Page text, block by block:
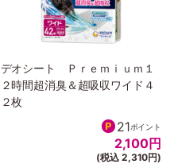
デオシート Ｐｒｅｍｉｕｍ１
２時間超消臭＆超吸収ワイド４
２枚
21ポイント
2,100円
(税込 2,310円)